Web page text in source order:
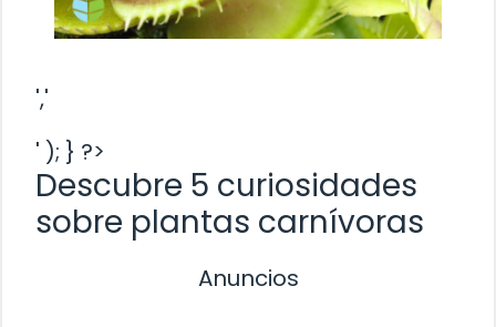
','
' ); } ?>
Descubre 5 curiosidades
sobre plantas carnívoras
Anuncios